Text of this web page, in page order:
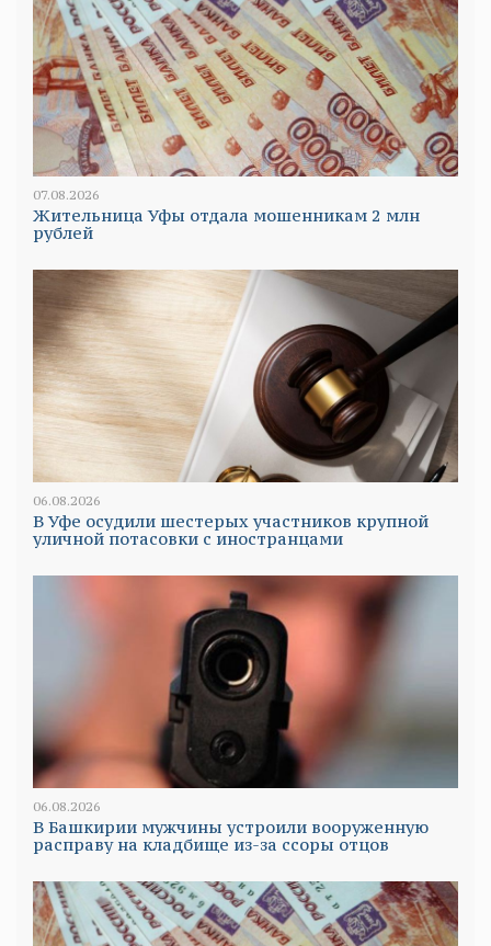
07.08.2026
Жительница Уфы отдала мошенникам 2 млн
рублей
06.08.2026
В Уфе осудили шестерых участников крупной
уличной потасовки с иностранцами
06.08.2026
В Башкирии мужчины устроили вооруженную
расправу на кладбище из-за ссоры отцов